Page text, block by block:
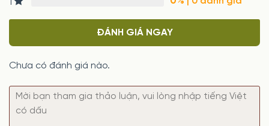
ĐÁNH GIÁ NGAY
Chưa có đánh giá nào.